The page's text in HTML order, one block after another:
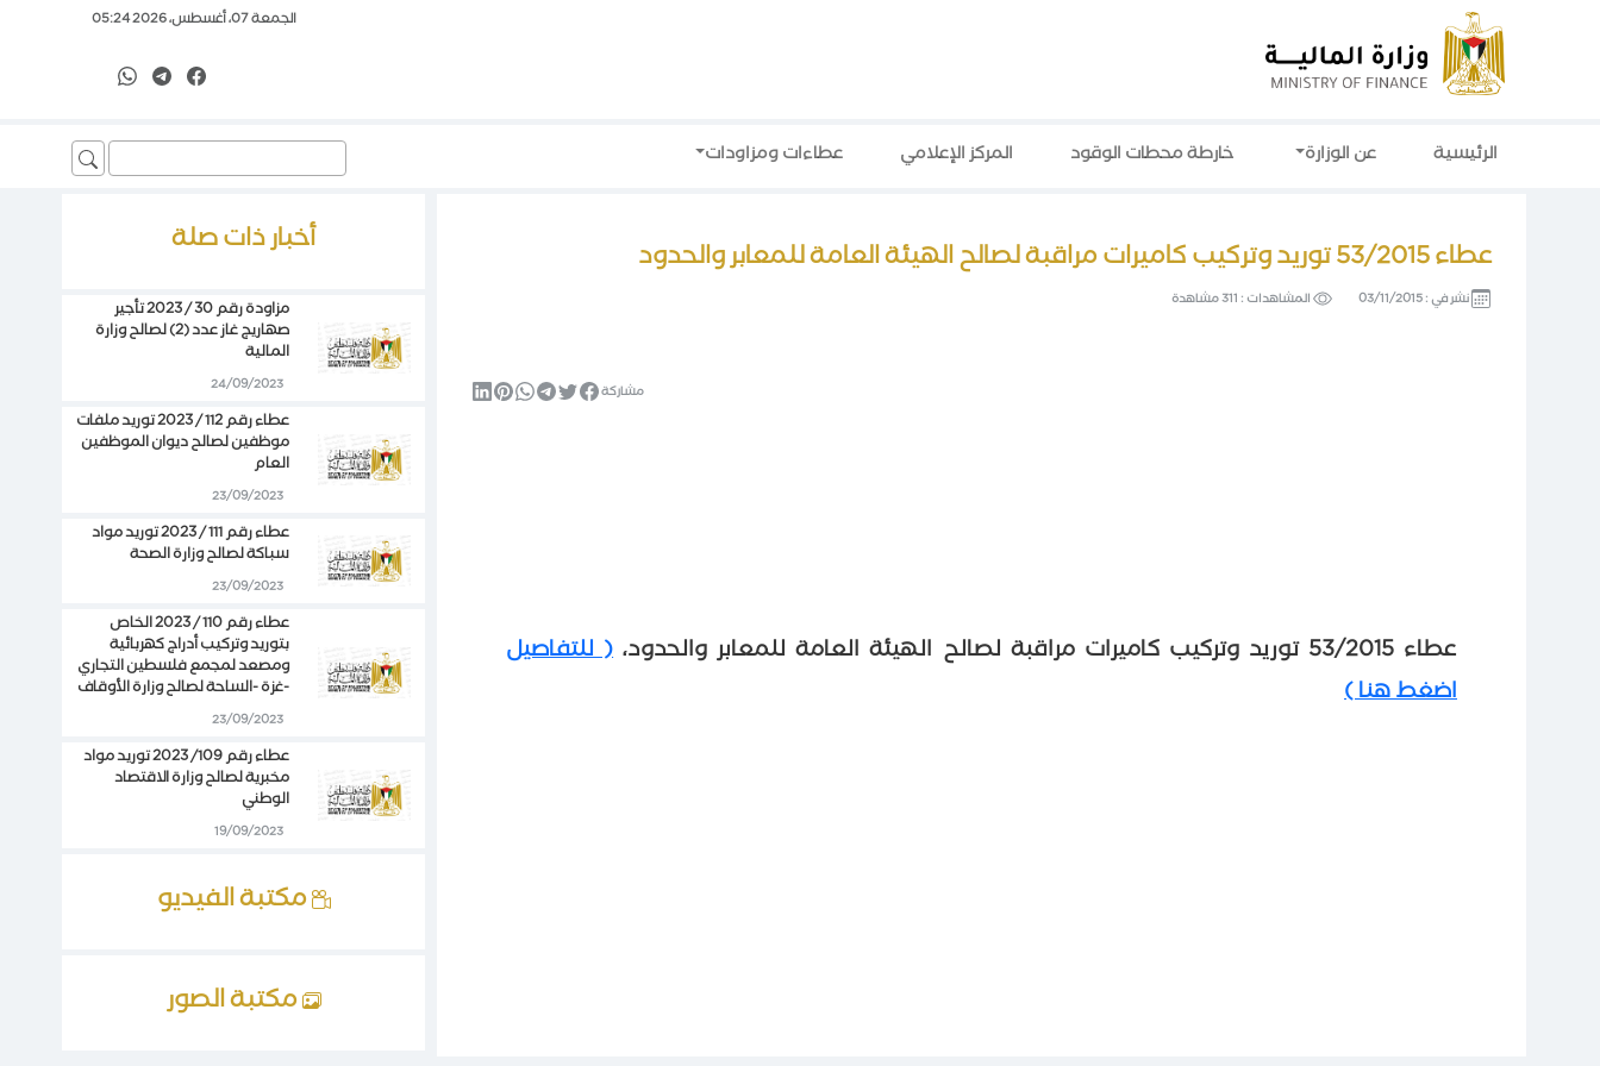
الجمعة 07، أغسطس، 2026 05:24
Search
for:
الرئيسية عن الوزارة خارطة محطات الوقود المركز الإعلامي عطاءات ومزاودات
عطاء 53/2015 توريد وتركيب كاميرات مراقبة لصالح الهيئة العامة للمعابر والحدود
نشر في :03/11/2015 المشاهدات : 311 مشاهدة
مشاركة
عطاء 53/2015 توريد وتركيب كاميرات مراقبة لصالح الهيئة العامة للمعابر والحدود،
( للتفاصيل
اضغط هنا )
أخبار ذات صلة
مزاودة رقم 30 / 2023 تأجير
صهاريج غاز عدد (2) لصالح وزارة
المالية
24/09/2023
عطاء رقم 112 / 2023 توريد ملفات
موظفين لصالح ديوان الموظفين
العام
23/09/2023
عطاء رقم 111 / 2023 توريد مواد
سباكة لصالح وزارة الصحة
23/09/2023
عطاء رقم 110 / 2023 الخاص
بتوريد وتركيب أدراج كهربائية
ومصعد لمجمع فلسطين التجاري
-غزة -الساحة لصالح وزارة الأوقاف
23/09/2023
عطاء رقم 109/ 2023 توريد مواد
مخبرية لصالح وزارة الاقتصاد
الوطني
19/09/2023
مكتبة الفيديو
مكتبة الصور